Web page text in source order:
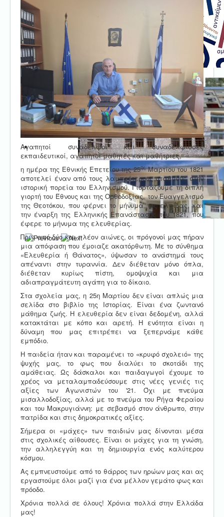
Αγαπητοί συνάδελφοι και συναδέλφισσες
εκπαιδευτικοί, αγαπητοί μαθητές και μαθήτριες,
η ημέρα της Εθνικής Επετείου της 25ηςΜαρτίου του 1821
αποτελεί έναν από τους λαμπρότερους σταθμούς στην
ιστορική πορεία του Ελληνισμού. Γιορτάζουμε τη διπλή
γιορτή του Έθνους και της Ορθοδοξίας, τον Ευαγγελισμό
της Θεοτόκου, που φέρνει το μήνυμα της ελπίδας, και
την έναρξη της Ελληνικής Επανάστασης του 1821, που
έφερε το μήνυμα της ελευθερίας.
Πριν από δύο και πλέον αιώνες, οι πρόγονοί μας πήραν
μια απόφαση που έμοιαζε ακατόρθωτη. Με το σύνθημα
«Ελευθερία ή Θάνατος», ύψωσαν το ανάστημά τους
απέναντι στην τυραννία. Δεν διέθεταν μόνο όπλα,
διέθεταν κυρίως πίστη, ομοψυχία και μια
αδιαπραγμάτευτη αγάπη για το δίκαιο.
Στα σχολεία μας, η 25η Μαρτίου δεν είναι απλώς μια
σελίδα στο βιβλίο της Ιστορίας. Είναι ένα ζωντανό
μάθημα ζωής. Η ελευθερία δεν είναι δεδομένη, αλλά
κατακτάται με κόπο και αρετή. Η ενότητα είναι η
δύναμη που μας επιτρέπει να ξεπερνάμε κάθε
εμπόδιο.
Η παιδεία ήταν και παραμένει το «κρυφό σχολειό» της
ψυχής μας, το φως που διαλύει το σκοτάδι της
αμάθειας. Ως δάσκαλοι και παιδαγωγοί έχουμε το
χρέος να μεταλαμπαδεύσουμε στις νέες γενιές τις
αξίες των Αγωνιστών του '21. Όχι με πνεύμα
μισαλλοδοξίας, αλλά με το πνεύμα του Ρήγα Φεραίου
και του Μακρυγιάννη: με σεβασμό στον άνθρωπο, στην
πατρίδα και στις δημοκρατικές αξίες.
Σήμερα οι «μάχες» των παιδιών μας δίνονται μέσα
στις σχολικές αίθουσες. Είναι οι μάχες για τη γνώση,
την αλληλεγγύη και τη δημιουργία ενός καλύτερου
κόσμου.
Ας εμπνευστούμε από το θάρρος των ηρώων μας και ας
εργαστούμε όλοι μαζί για ένα μέλλον γεμάτο φως και
πρόοδο.
Χρόνια πολλά σε όλους! Χρόνια πολλά στην Ελλάδα
μας!